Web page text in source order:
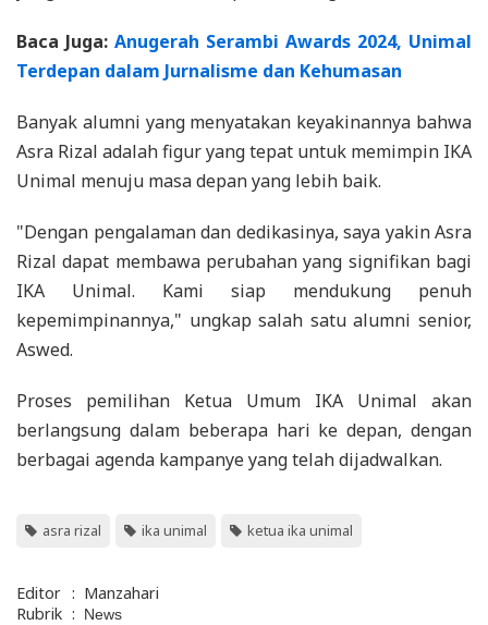
Baca Juga: Anugerah Serambi Awards 2024, Unimal
Terdepan dalam Jurnalisme dan Kehumasan
Banyak alumni yang menyatakan keyakinannya bahwa
Asra Rizal adalah figur yang tepat untuk memimpin IKA
Unimal menuju masa depan yang lebih baik.
"Dengan pengalaman dan dedikasinya, saya yakin Asra
Rizal dapat membawa perubahan yang signifikan bagi
IKA Unimal. Kami siap mendukung penuh
kepemimpinannya," ungkap salah satu alumni senior,
Aswed.
Proses pemilihan Ketua Umum IKA Unimal akan
berlangsung dalam beberapa hari ke depan, dengan
berbagai agenda kampanye yang telah dijadwalkan.
asra rizal ika unimal ketua ika unimal
Editor : Manzahari
Rubrik : News